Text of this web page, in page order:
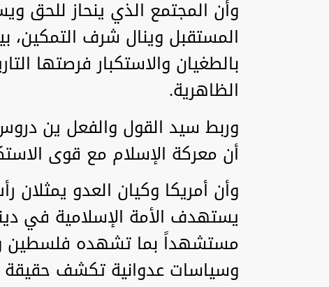
وأن المجتمع الذي ينحاز للحق
المستقبل وينال شرف التمكين،
بالطغيان والاستكبار فرصتها
الظاهرية.
وربط سيد القول والفعل ين
أن معركة الإسلام مع قوى
وأن أمريكا وكيان العدو
يستهدف الأمة الإسلامية في
مستشهداً بما تشهده فلسطين
وسياسات عدوانية تكشف حقيقة